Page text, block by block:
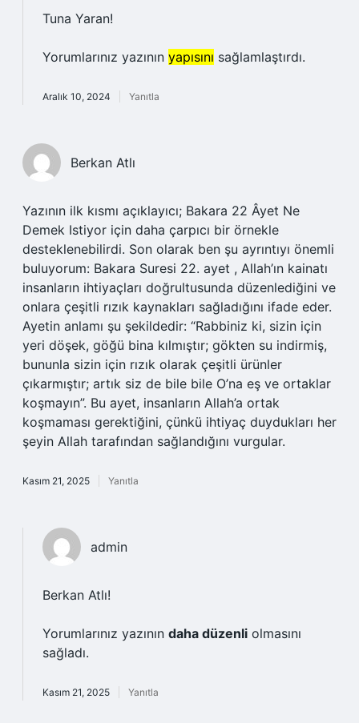
Tuna Yaran!
Yorumlarınız yazının yapısını sağlamlaştırdı.
Aralık 10, 2024 Yanıtla
Berkan Atlı
Yazının ilk kısmı açıklayıcı; Bakara 22 Âyet Ne
Demek Istiyor için daha çarpıcı bir örnekle
desteklenebilirdi. Son olarak ben şu ayrıntıyı önemli
buluyorum: Bakara Suresi 22. ayet , Allah’ın kainatı
insanların ihtiyaçları doğrultusunda düzenlediğini ve
onlara çeşitli rızık kaynakları sağladığını ifade eder.
Ayetin anlamı şu şekildedir: “Rabbiniz ki, sizin için
yeri döşek, göğü bina kılmıştır; gökten su indirmiş,
bununla sizin için rızık olarak çeşitli ürünler
çıkarmıştır; artık siz de bile bile O’na eş ve ortaklar
koşmayın”. Bu ayet, insanların Allah’a ortak
koşmaması gerektiğini, çünkü ihtiyaç duydukları her
şeyin Allah tarafından sağlandığını vurgular.
Kasım 21, 2025 Yanıtla
admin
Berkan Atlı!
Yorumlarınız yazının daha düzenli olmasını
sağladı.
Kasım 21, 2025 Yanıtla